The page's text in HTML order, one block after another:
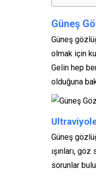
Güneş
Güneş
olmak için
Gelin hep
olduğuna
Güneş
ışınları,
sorunlar